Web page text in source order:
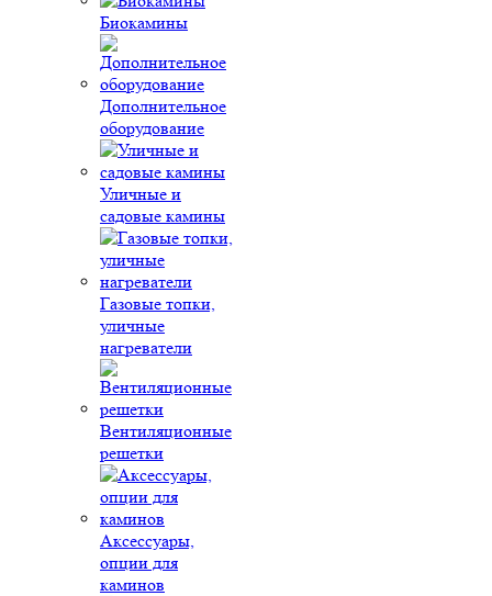
Биокамины
Дополнительное
оборудование
Уличные и
садовые камины
Газовые топки,
уличные
нагреватели
Вентиляционные
решетки
Аксессуары,
опции для
каминов